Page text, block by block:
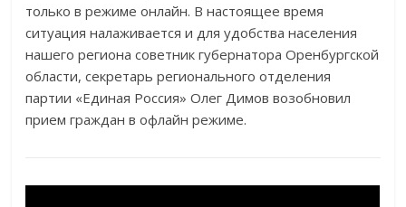
только в режиме онлайн. В настоящее время
ситуация налаживается и для удобства населения
нашего региона советник губернатора Оренбургской
области, секретарь регионального отделения
партии «Единая Россия» Олег Димов возобновил
прием граждан в офлайн режиме.